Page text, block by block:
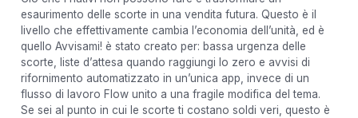
esaurimento delle scorte in una vendita futura. Questo è il
livello che effettivamente cambia l’economia dell’unità, ed è
quello Avvisami! è stato creato per: bassa urgenza delle
scorte, liste d’attesa quando raggiungi lo zero e avvisi di
rifornimento automatizzato in un’unica app, invece di un
flusso di lavoro Flow unito a una fragile modifica del tema.
Se sei al punto in cui le scorte ti costano soldi veri, questo è